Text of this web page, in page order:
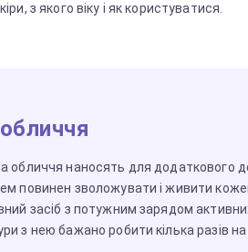
з якого віку і як користуватися.
обличчя наносять для додаткового
повинен зволожувати і живити
засіб з потужним зарядом
з нею бажано робити кілька разів